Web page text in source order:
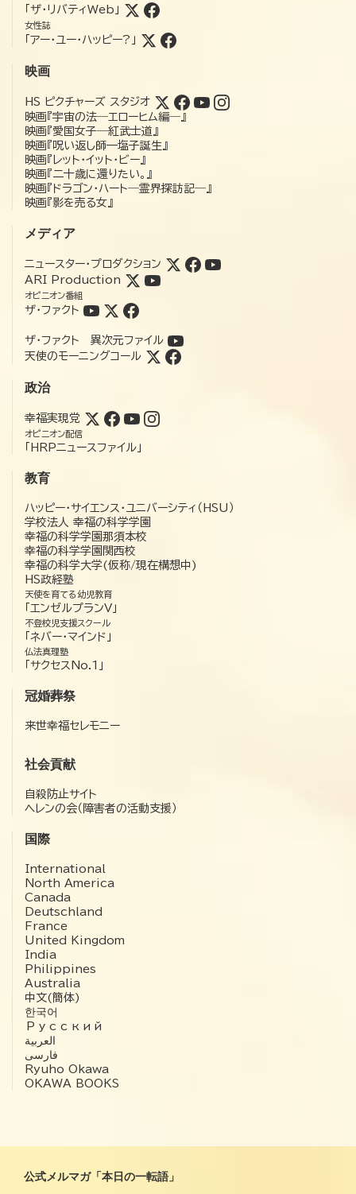
「ザ・リバティWeb」
女性誌
「アー・ユー・ハッピー?」
映画
HS ピクチャーズ スタジオ
映画『宇宙の法―エローヒム編―』
映画『愛国女子―紅武士道』
映画『呪い返し師—塩子誕生』
映画『レット・イット・ビー』
映画『二十歳に還りたい。』
映画『ドラゴン・ハート―霊界探訪記―』
映画『影を売る女』
メディア
ニュースター・プロダクション
ARI Production
オピニオン番組
ザ・ファクト
ザ・ファクト 異次元ファイル
天使のモーニングコール
政治
幸福実現党
オピニオン配信
「HRPニュースファイル」
教育
ハッピー・サイエンス・ユニバーシティ（HSU）
学校法人 幸福の科学学園
幸福の科学学園那須本校
幸福の科学学園関西校
幸福の科学大学(仮称/現在構想中)
HS政経塾
天使を育てる幼児教育
「エンゼルプランV」
不登校児支援スクール
「ネバー・マインド」
仏法真理塾
「サクセスNo.1」
冠婚葬祭
来世幸福セレモニー
社会貢献
自殺防止サイト
ヘレンの会（障害者の活動支援）
国際
International
North America
Canada
Deutschland
France
United Kingdom
India
Philippines
Australia
中文(簡体)
한국어
Русский
العربية‏
فارسی
Ryuho Okawa
OKAWA BOOKS
公式メルマガ「本日の一転語」